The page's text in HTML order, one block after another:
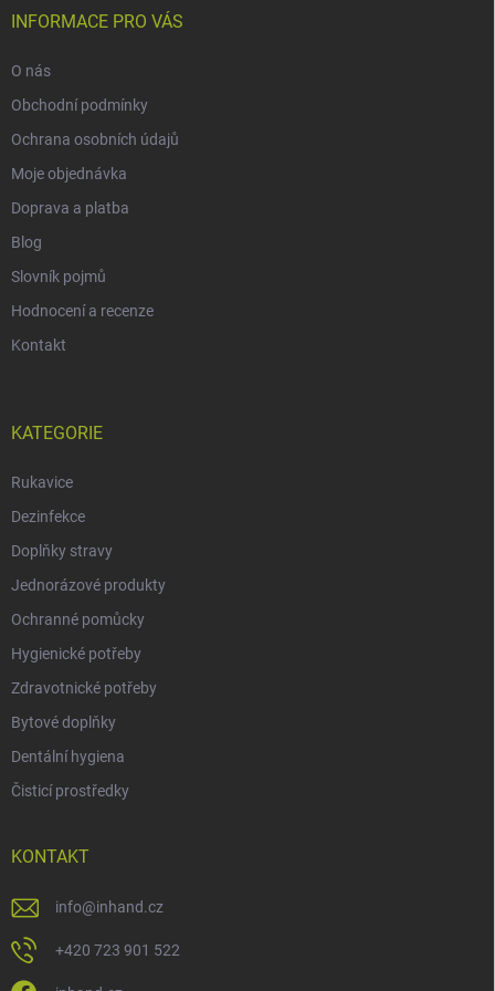
INFORMACE PRO VÁS
O nás
Obchodní podmínky
Ochrana osobních údajů
Moje objednávka
Doprava a platba
Blog
Slovník pojmů
Hodnocení a recenze
Kontakt
KATEGORIE
Rukavice
Dezinfekce
Doplňky stravy
Jednorázové produkty
Ochranné pomůcky
Hygienické potřeby
Zdravotnické potřeby
Bytové doplňky
Dentální hygiena
Čisticí prostředky
KONTAKT
info@inhand.cz
+420 723 901 522